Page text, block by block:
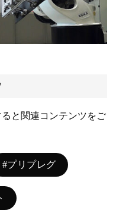
と関連コンテンツをご
#プリプレグ